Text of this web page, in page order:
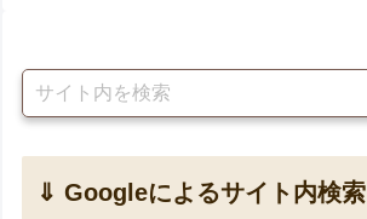
⇓ Googleによるサイト内検索